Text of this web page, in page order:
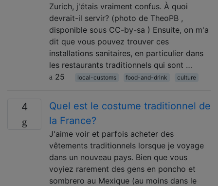
Zurich, j'étais vraiment confus. À quoi
devrait-il servir? (photo de TheoPB ,
disponible sous CC-by-sa ) Ensuite, on m'a
dit que vous pouvez trouver ces
installations sanitaires, en particulier dans
les restaurants traditionnels qui sont …
25
local-customs food-and-drink culture
4
Quel est le costume traditionnel de
la France?
J'aime voir et parfois acheter des
vêtements traditionnels lorsque je voyage
dans un nouveau pays. Bien que vous
voyiez rarement des gens en poncho et
sombrero au Mexique (au moins dans le